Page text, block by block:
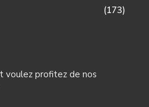
(173)
voulez profitez de nos